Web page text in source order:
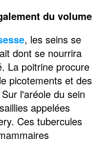
du volume
, les seins se
dont se nourrira
La poitrine procure
picotements et des
l'aréole du sein
appelées
Ces tubercules